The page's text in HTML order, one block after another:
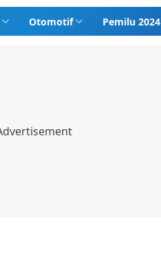
Otomotif Pemilu 2024